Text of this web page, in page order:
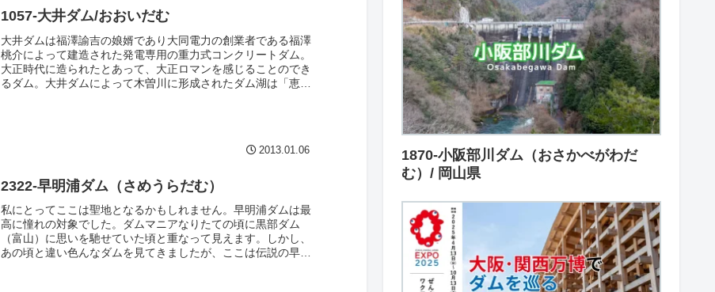
1057-大井ダム/おおいだむ
大井ダムは福澤諭吉の娘婿であり大同電力の創業者である福澤
桃介によって建造された発電専用の重力式コンクリートダム。
大正時代に造られたとあって、大正ロマンを感じることのでき
るダム。大井ダムによって木曽川に形成されたダム湖は「恵那
2013.01.06
2322-早明浦ダム（さめうらだむ）
私にとってここは聖地となるかもしれません。早明浦ダムは最
高に憧れの対象でした。ダムマニアなりたての頃に黒部ダム
（富山）に思いを馳せていた頃と重なって見えます。しかし、
あの頃と違い色んなダムを見てきましたが、ここは伝説の早明
1870-小阪部川ダム（おさかべがわだ
む）/ 岡山県